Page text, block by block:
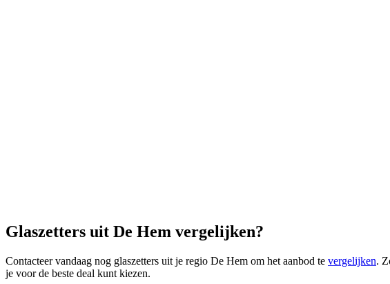
Glaszetters uit De Hem vergelijken?
Contacteer vandaag nog glaszetters uit je regio De Hem om het aanbod te vergelijken.
je voor de beste deal kunt kiezen.